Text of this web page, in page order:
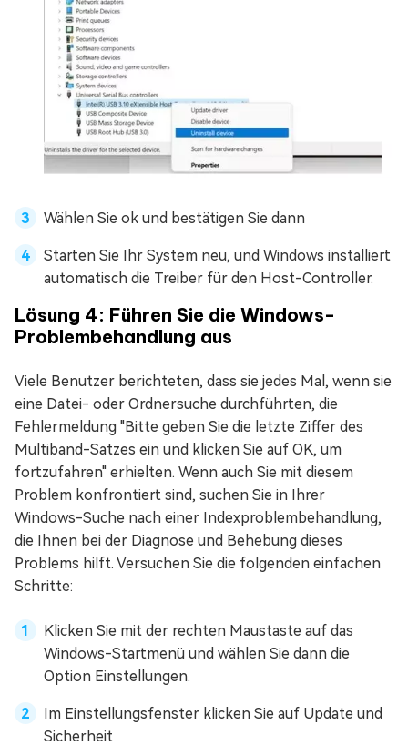
Wählen Sie ok und bestätigen Sie dann
Starten Sie Ihr System neu, und Windows installiert
automatisch die Treiber für den Host-Controller.
Lösung 4: Führen Sie die Windows-
Problembehandlung aus
Viele Benutzer berichteten, dass sie jedes Mal, wenn sie
eine Datei- oder Ordnersuche durchführten, die
Fehlermeldung "Bitte geben Sie die letzte Ziffer des
Multiband-Satzes ein und klicken Sie auf OK, um
fortzufahren" erhielten. Wenn auch Sie mit diesem
Problem konfrontiert sind, suchen Sie in Ihrer
Windows-Suche nach einer Indexproblembehandlung,
die Ihnen bei der Diagnose und Behebung dieses
Problems hilft. Versuchen Sie die folgenden einfachen
Schritte:
Klicken Sie mit der rechten Maustaste auf das
Windows-Startmenü und wählen Sie dann die
Option Einstellungen.
Im Einstellungsfenster klicken Sie auf Update und
Sicherheit